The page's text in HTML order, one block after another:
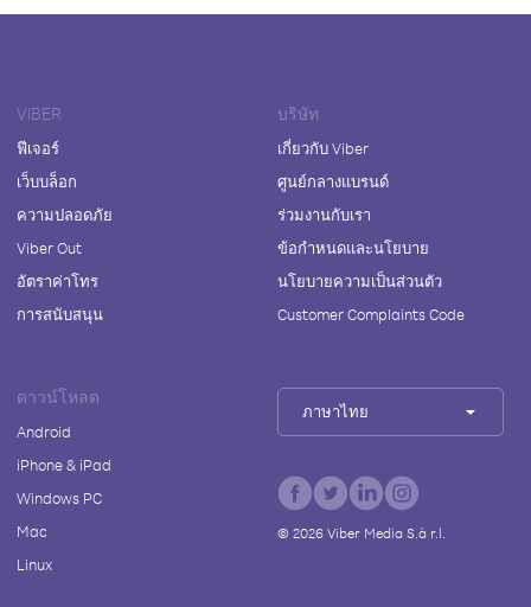
VIBER
ฟีเจอร์
เว็บบล็อก
ความปลอดภัย
Viber Out
อัตราค่าโทร
การสนับสนุน
บริษัท
เกี่ยวกับ Viber
ศูนย์กลางแบรนด์
ร่วมงานกับเรา
ข้อกำหนดและนโยบาย
นโยบายความเป็นส่วนตัว
Customer Complaints Code
ดาวน์โหลด
Android
iPhone & iPad
Windows PC
Mac
Linux
ภาษาไทย
© 2026Viber Media S.à r.l.